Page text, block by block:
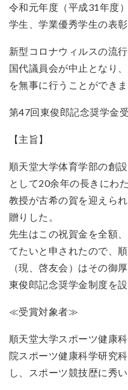
令和元年度（平成31年度
学生、学業優秀学生の表彰
新型コロナウィルスの流
国代議員会が中止となり
を無事に行うことができま
第47回東俊郎記念奨学金
【主旨】
順天堂大学体育学部の創
として20余年の長きにわ
教授が古希の賀を迎えら
贈りした。
先生はこの祝賀金を全額
てたいと申されたので、
（現、啓友会）はその御
東俊郎記念奨学金制度を設
≪受賞対象者≫
順天堂大学スポーツ健康
院スポーツ健康科学研究
し、スポーツ競技歴に秀